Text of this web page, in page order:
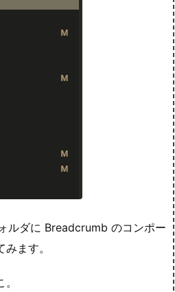
ルダに Breadcrumb のコンポー
ます。